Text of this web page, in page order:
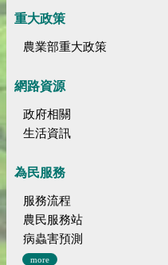
重大政策
農業部重大政策
網路資源
政府相關
生活資訊
為民服務
服務流程
農民服務站
病蟲害預測
more